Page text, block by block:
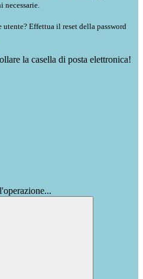
Effettua il reset della password
la casella di posta elettronica!